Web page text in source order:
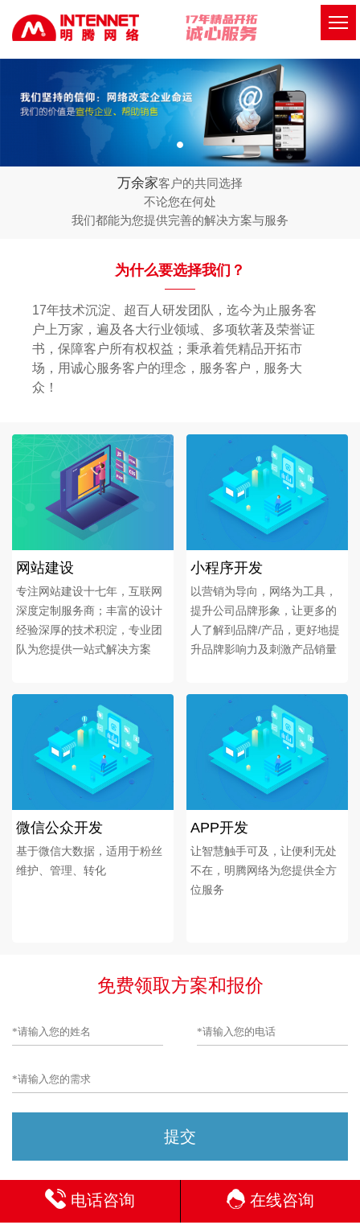
万余家客户的共同选择
不论您在何处
我们都能为您提供完善的解决方案与服务
为什么要选择我们？
17年技术沉淀、超百人研发团队，迄今为止服务客
户上万家，遍及各大行业领域、多项软著及荣誉证
书，保障客户所有权权益；秉承着凭精品开拓市
场，用诚心服务客户的理念，服务客户，服务大
众！
网站建设
专注网站建设十七年，互联网
深度定制服务商；丰富的设计
经验深厚的技术积淀，专业团
队为您提供一站式解决方案
小程序开发
以营销为导向，网络为工具，
提升公司品牌形象，让更多的
人了解到品牌/产品，更好地提
升品牌影响力及刺激产品销量
微信公众开发
基于微信大数据，适用于粉丝
维护、管理、转化
APP开发
让智慧触手可及，让便利无处
不在，明腾网络为您提供全方
位服务
免费领取方案和报价
电话咨询 在线咨询